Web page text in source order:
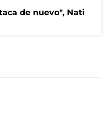
de nuevo", Nati